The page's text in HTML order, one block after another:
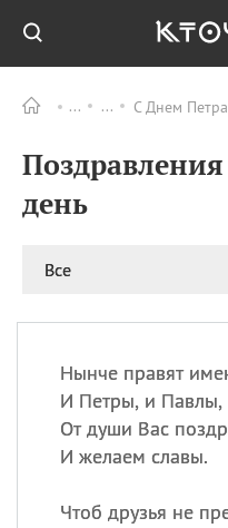
С Днем
день
Все
Нынче правят
И Петры, и Павлы,
От души Вас
И желаем славы.
Чтоб друзья не